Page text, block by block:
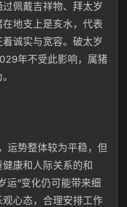
佩戴吉祥物、拜太岁
地支上是亥水，代表
诚实与宽容。破太岁
年不受此影响，属猪
运势整体较为平稳，但
康和人际关系的和
运”变化仍可能带来细
心态，合理安排工作